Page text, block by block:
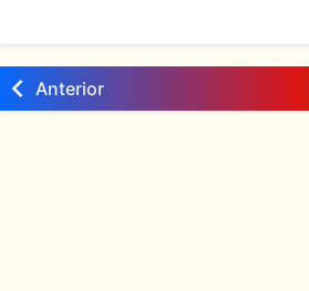
Anterior